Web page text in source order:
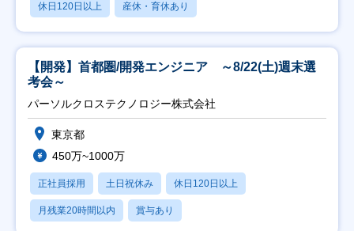
休日120日以上 産休・育休あり
【開発】首都圏/開発エンジニア ～8/22(土)週末選
考会～
パーソルクロステクノロジー株式会社
東京都
450万~1000万
正社員採用 土日祝休み 休日120日以上
月残業20時間以内 賞与あり